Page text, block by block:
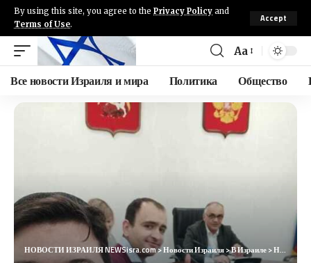
By using this site, you agree to the Privacy Policy and
Terms of Use.
Accept
Aa
Все новости Израиля и мира Политика Общество
НОВОСТИ ИЗРАИЛЯ NEWSisra.com>Новости Израиля>В Израиле>Наследие горских евреев, как фундамент межнационального согласия